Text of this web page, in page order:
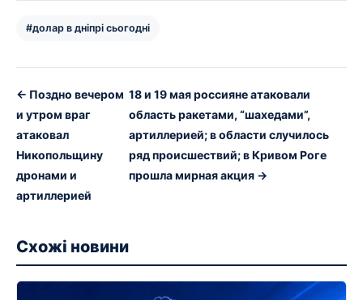
#долар в дніпрі сьогодні
← Поздно вечером
и утром враг
атаковал
Никопольщину
дронами и
артиллерией
18 и 19 мая россияне атаковали
область ракетами, “шахедами”,
артиллерией; в области случилось
ряд происшествий; в Кривом Роге
прошла мирная акция →
Схожі новини